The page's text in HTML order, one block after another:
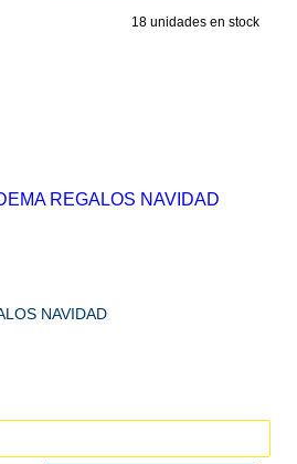
18unidades en stock
NAVIDAD